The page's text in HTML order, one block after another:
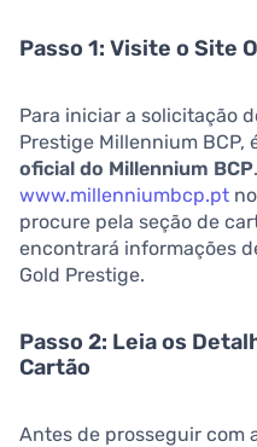
Passo 1: Visite o Site
Para iniciar a solicitação
Prestige Millennium BCP,
oficial do Millennium BCP
www.millenniumbcp.pt
procure pela seção de
encontrará informações
Gold Prestige.
Passo 2: Leia os
Cartão
Antes de prosseguir com